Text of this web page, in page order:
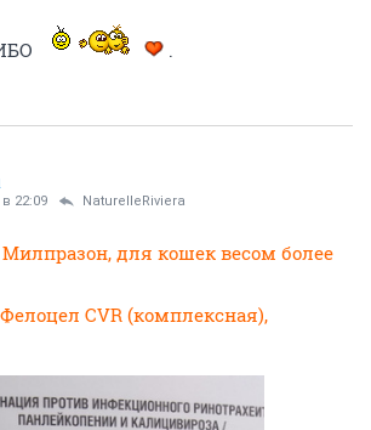
.
22:09 NaturelleRiviera
Милпразон, для кошек весом более
Фелоцел CVR (комплексная),